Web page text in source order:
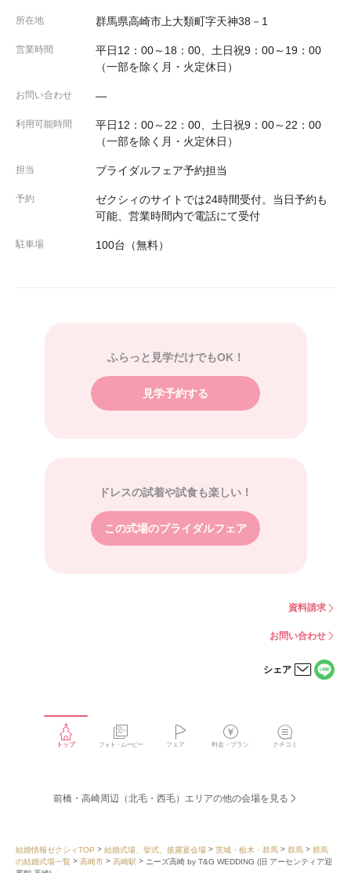
所在地 群馬県高崎市上大類町字天神38－1
営業時間
平日12：00～18：00、土日祝9：00～19：00
（一部を除く月・火定休日）
お問い合わせ ―
利用可能時間
平日12：00～22：00、土日祝9：00～22：00
（一部を除く月・火定休日）
担当 ブライダルフェア予約担当
予約
ゼクシィのサイトでは24時間受付。当日予約も
可能、営業時間内で電話にて受付
駐車場 100台（無料）
ふらっと見学だけでもOK！
見学予約する
ドレスの試着や試食も楽しい！
この式場のブライダルフェア
資料請求
お問い合わせ
シェア
る
トップ フォト・ムービー フェア 料金・プラン クチコミ
前橋・高崎周辺（北毛・西毛）エリアの他の会場を見る
結婚情報ゼクシィTOP 結婚式場、挙式、披露宴会場 茨城・栃木・群馬 群馬
群馬
の結婚式場一覧
高崎市 高崎駅
ニーズ高崎 by T&G WEDDING (旧 アーセンティア迎